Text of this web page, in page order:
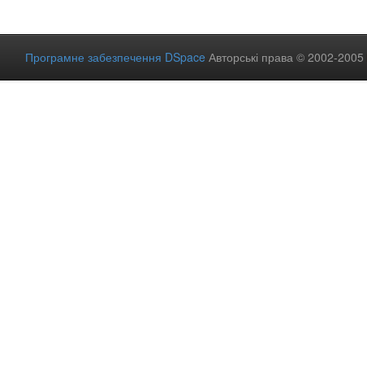
Програмне забезпечення DSpace Авторські права © 2002-2005